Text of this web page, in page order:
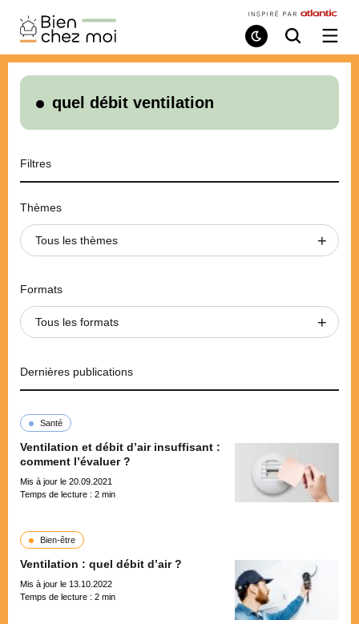
Bien
Chez
Moi
Mode
de
Recherche
/
le
quel débit ventilation
Filtres
Thèmes
Tous les thèmes
Formats
Tous les formats
Dernières publications
Santé
Ventilation et débit d’air insuffisant :
comment l’évaluer ?
Mis à jour le 20.09.2021
Temps de lecture : 2 min
Bien-être
Ventilation : quel débit d’air ?
Mis à jour le 13.10.2022
Temps de lecture : 2 min